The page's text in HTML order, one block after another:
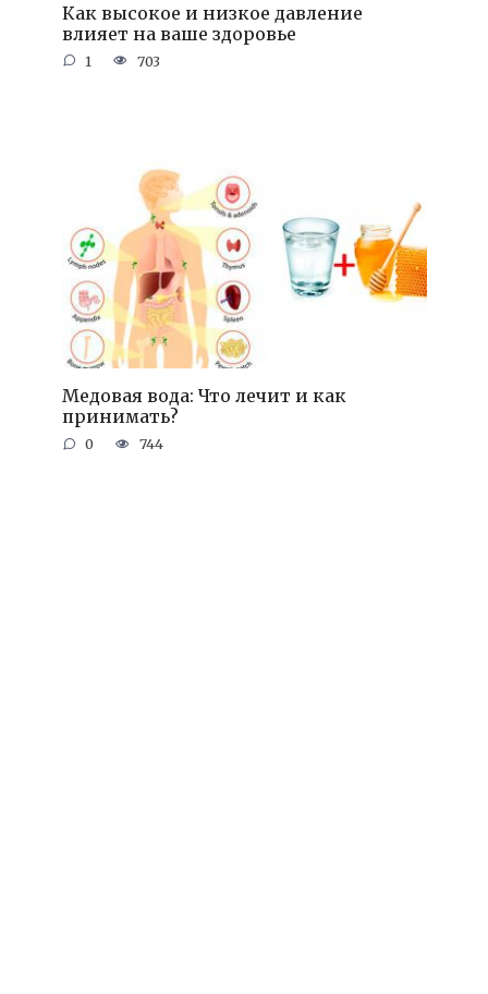
Как высокое и низкое давление
влияет на ваше здоровье
1 703
Медовая вода: Что лечит и как
принимать?
0 744